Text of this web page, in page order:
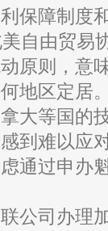
保障制度
自由贸易
原则，意
地区定居
等国的技
到难以应
通过申办
司办理